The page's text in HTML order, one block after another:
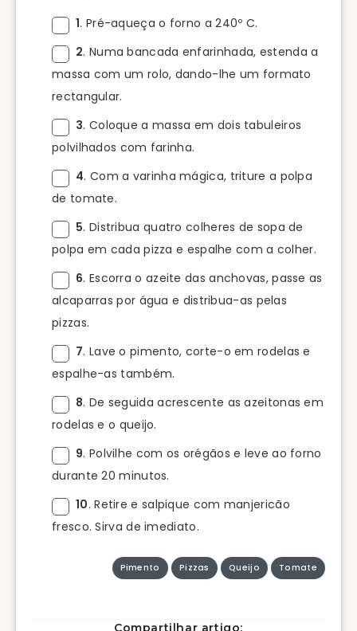
1. Pré-aqueça o forno a 240º C.
2. Numa bancada enfarinhada, estenda a
massa com um rolo, dando-lhe um formato
rectangular.
3. Coloque a massa em dois tabuleiros
polvilhados com farinha.
4. Com a varinha mágica, triture a polpa
de tomate.
5. Distribua quatro colheres de sopa de
polpa em cada pizza e espalhe com a colher.
6. Escorra o azeite das anchovas, passe as
alcaparras por água e distribua-as pelas
pizzas.
7. Lave o pimento, corte-o em rodelas e
espalhe-as também.
8. De seguida acrescente as azeitonas em
rodelas e o queijo.
9. Polvilhe com os orégãos e leve ao forno
durante 20 minutos.
10. Retire e salpique com manjericão
fresco. Sirva de imediato.
Pimento Pizzas Queijo Tomate
Compartilhar artigo: